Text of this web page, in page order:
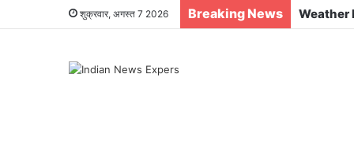
शुक्रवार, अगस्त 7 2026 Breaking News